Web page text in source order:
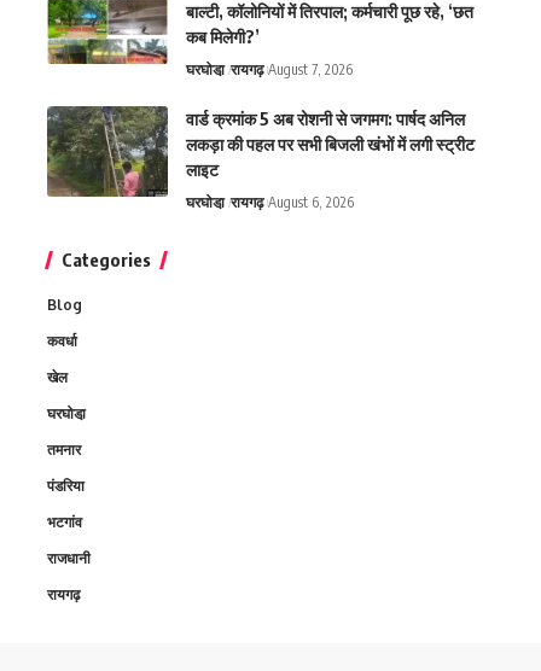
बाल्टी, कॉलोनियों में तिरपाल; कर्मचारी पूछ रहे, ‘छत
कब मिलेगी?’
घरघोडा़ रायगढ़ August 7, 2026
वार्ड क्रमांक 5 अब रोशनी से जगमग: पार्षद अनिल
लकड़ा की पहल पर सभी बिजली खंभों में लगी स्ट्रीट
लाइट
घरघोडा़ रायगढ़ August 6, 2026
Categories
Blog
कवर्धा
खेल
घरघोडा़
तमनार
पंडरिया
भटगांव
राजधानी
रायगढ़